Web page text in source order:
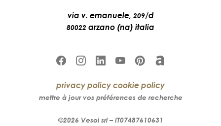
via v. emanuele, 209/d
80022 arzano (na) italia
privacy policy cookie policy
mettre à jour vos préférences de recherche
©2026 Vesoisrl – IT07487610631